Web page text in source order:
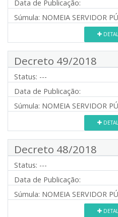
Data de Publicação:
Súmula: NOMEIA SERVIDOR
Decreto 49/2018
Status: ---
Data de Publicação:
Súmula: NOMEIA SERVIDOR
Decreto 48/2018
Status: ---
Data de Publicação:
Súmula: NOMEIA SERVIDOR